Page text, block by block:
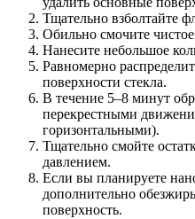
Тщательно взболтайте
Обильно смочите
Нанесите небольшое
Равномерно
поверхности стекла.
В течение 5–8 минут
перекрестными
горизонтальными).
Тщательно смойте
давлением.
Если вы планируете
дополнительно
поверхность.